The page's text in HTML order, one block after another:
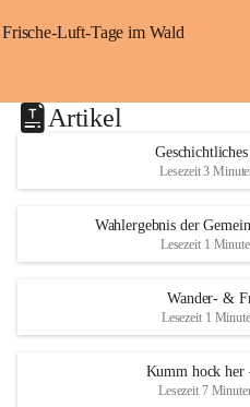
Frische-Luft-Tage im Wald
Artikel
Lesezeit 3
Wahlergebnis der
Lesezeit 1 Minute
Wander- &
Lesezeit 1 Minute
Kumm hock her
Lesezeit 7